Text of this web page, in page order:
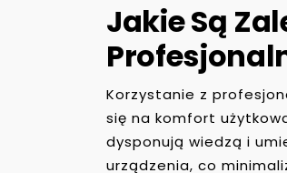
Jakie Są
Korzystanie z
się na komfort
dysponują wiedzą i
urządzenia, co